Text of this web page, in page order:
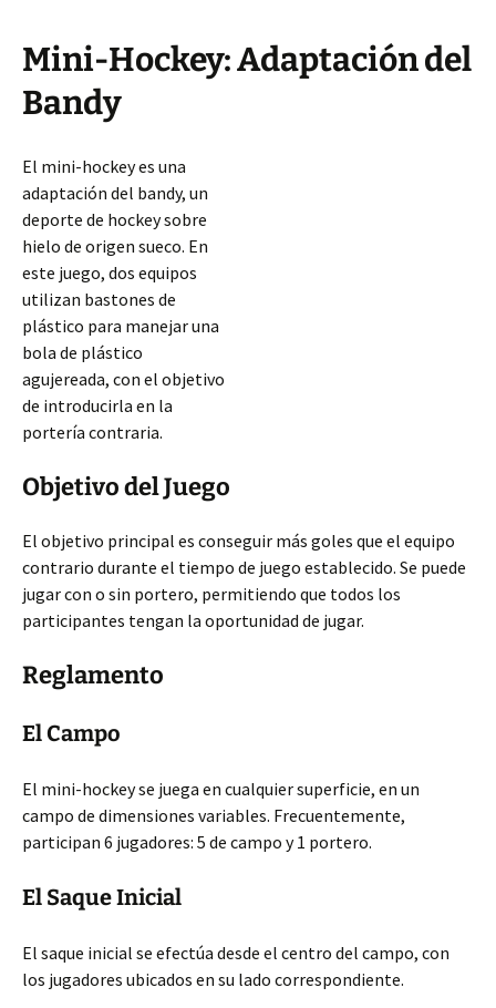
Mini-Hockey: Adaptación del
Bandy
El mini-hockey es una
adaptación del bandy, un
deporte de hockey sobre
hielo de origen sueco. En
este juego, dos equipos
utilizan bastones de
plástico para manejar una
bola de plástico
agujereada, con el objetivo
de introducirla en la
portería contraria.
Objetivo del Juego
El objetivo principal es conseguir más goles que el equipo
contrario durante el tiempo de juego establecido. Se puede
jugar con o sin portero, permitiendo que todos los
participantes tengan la oportunidad de jugar.
Reglamento
El Campo
El mini-hockey se juega en cualquier superficie, en un
campo de dimensiones variables. Frecuentemente,
participan 6 jugadores: 5 de campo y 1 portero.
El Saque Inicial
El saque inicial se efectúa desde el centro del campo, con
los jugadores ubicados en su lado correspondiente.